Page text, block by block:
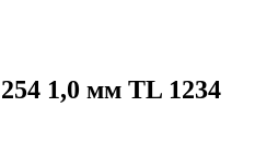
1,0 мм TL 1234